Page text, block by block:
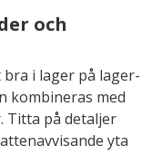
och
bra i lager på lager-
kombineras med
Titta på detaljer
yta